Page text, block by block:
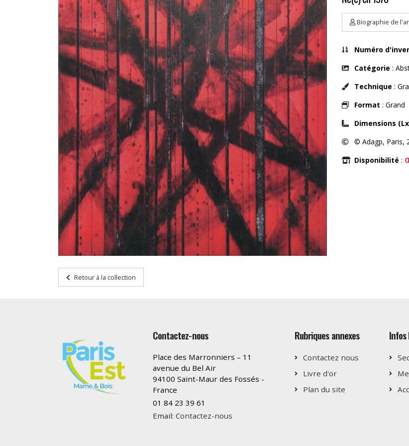
Biographie de
Numéro
Catégorie :
Technique :
Format : Grand
Dimensions
© Adagp, Paris,
Disponibilité :
Retour à la collection
Contactez-nous
Place des Marronniers – 11
avenue du Bel Air
94100 Saint-Maur des Fossés -
France
01 84 23 39 61
Email: Contactez-nous
Rubriques annexes
Contactez nous
Livre d'or
Plan du site
Infos